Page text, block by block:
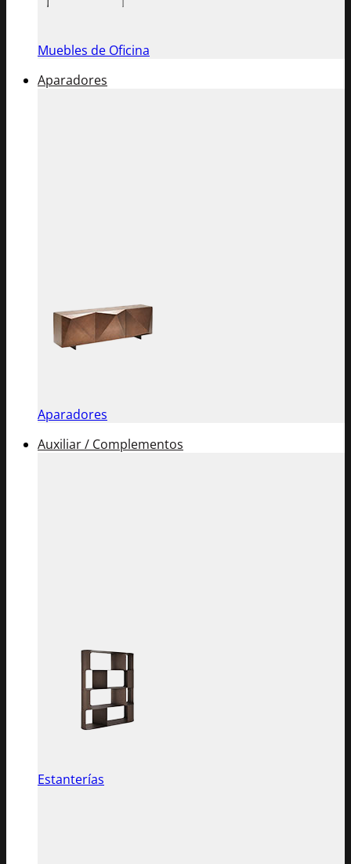
Muebles de Oficina
Aparadores
Aparadores
Auxiliar / Complementos
Estanterías